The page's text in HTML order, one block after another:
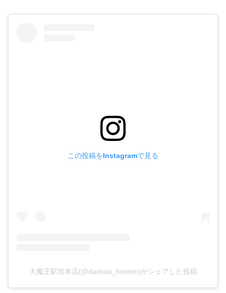
この投稿をInstagramで見る
大魔王駅前本店(@daimao_honten)がシェアした投稿